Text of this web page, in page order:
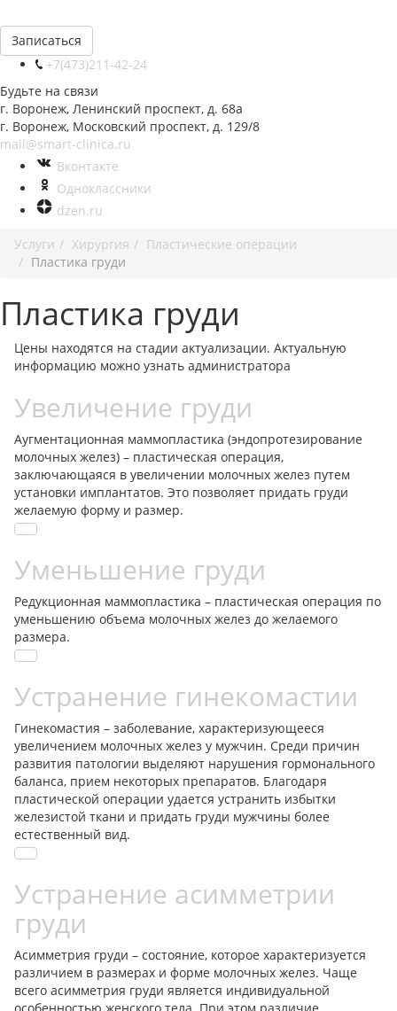
Записаться
+7(473)211-42-24
Будьте на связи
г. Воронеж, Ленинский проспект, д. 68а
г. Воронеж, Московский проспект, д. 129/8
mail@smart-clinica.ru
Вконтакте
Одноклассники
dzen.ru
Услуги
Хирургия
Пластические операции
Пластика груди
Пластика груди
Цены находятся на стадии актуализации. Актуальную
информацию можно узнать администратора
Увеличение груди
Аугментационная маммопластика (эндопротезирование
молочных желез) – пластическая операция,
заключающаяся в увеличении молочных желез путем
установки имплантатов. Это позволяет придать груди
желаемую форму и размер.
Уменьшение груди
Редукционная маммопластика – пластическая операция по
уменьшению объема молочных желез до желаемого
размера.
Устранение гинекомастии
Гинекомастия – заболевание, характеризующееся
увеличением молочных желез у мужчин. Среди причин
развития патологии выделяют нарушения гормонального
баланса, прием некоторых препаратов. Благодаря
пластической операции удается устранить избытки
железистой ткани и придать груди мужчины более
естественный вид.
Устранение асимметрии
груди
Асимметрия груди – состояние, которое характеризуется
различием в размерах и форме молочных желез. Чаще
всего асимметрия груди является индивидуальной